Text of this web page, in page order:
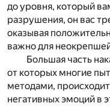
до уровня, который
разрушения, он вас
оказывая
важно для
Большая часть
от которых многие
методами,
негативных эмоций в